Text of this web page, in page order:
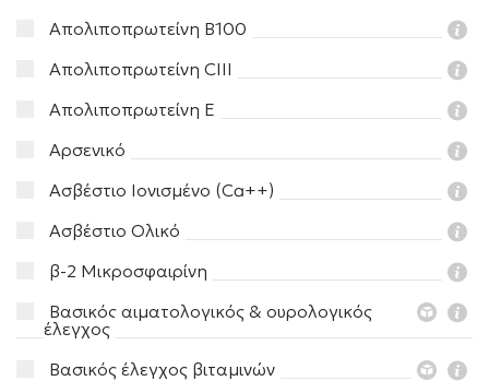
Απολιποπρωτείνη Β100
Απολιποπρωτείνη CIII
Απολιποπρωτείνη E
Αρσενικό
Ασβέστιο Ιονισμένο (Ca++)
Ασβέστιο Ολικό
β-2 Μικροσφαιρίνη
Βασικός αιματολογικός & ουρολογικός
έλεγχος
Βασικός έλεγχος βιταμινών